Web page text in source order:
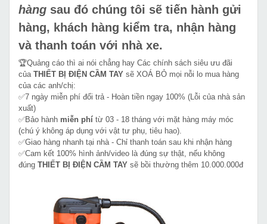
hàng sau đó chúng tôi sẽ tiến hành gửi
hàng, khách hàng kiểm tra, nhận hàng
và thanh toán với nhà xe.
🏆Quảng cáo thì ai nói chẳng hay Các chính sách siêu ưu đãi
của THIẾT BỊ ĐIỆN CẦM TAY sẽ XOÁ BỎ mọi nỗi lo mua hàng
của các anh/chị:
✅7 ngày miễn phí đổi trả - Hoàn tiền ngay 100% (Lỗi của nhà sản
xuất)
✅Bảo hành miễn phí từ 03 - 18 tháng với mặt hàng máy móc
(chú ý không áp dụng với vật tư phụ, tiêu hao).
✅Giao hàng nhanh tại nhà - Chỉ thanh toán sau khi nhận hàng
✅Cam kết 100% hình ảnh/video là đúng sự thật, nếu không
đúng THIẾT BỊ ĐIỆN CẦM TAY sẽ bồi thường thêm 10.000.000đ